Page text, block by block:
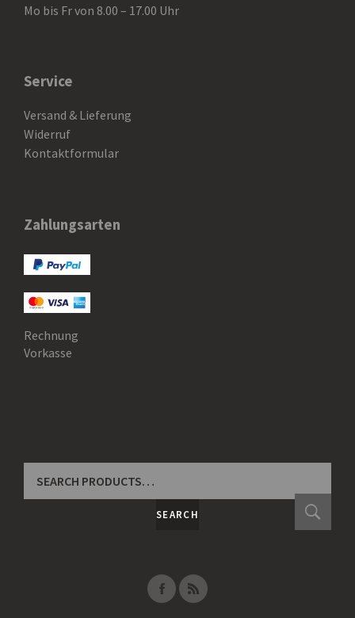
Mo bis Fr von 8.00 – 17.00 Uhr
Service
Versand & Lieferung
Widerruf
Kontaktformular
Zahlungsarten
Rechnung
Vorkasse
SEARCH
FOR:
SEARCH